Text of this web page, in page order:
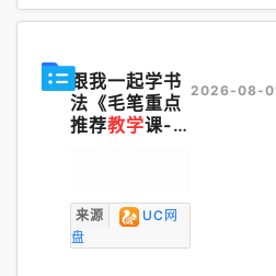
跟我一起学书
法《毛笔重点
推荐教学课--
来源
UC网
盘
2026-08-